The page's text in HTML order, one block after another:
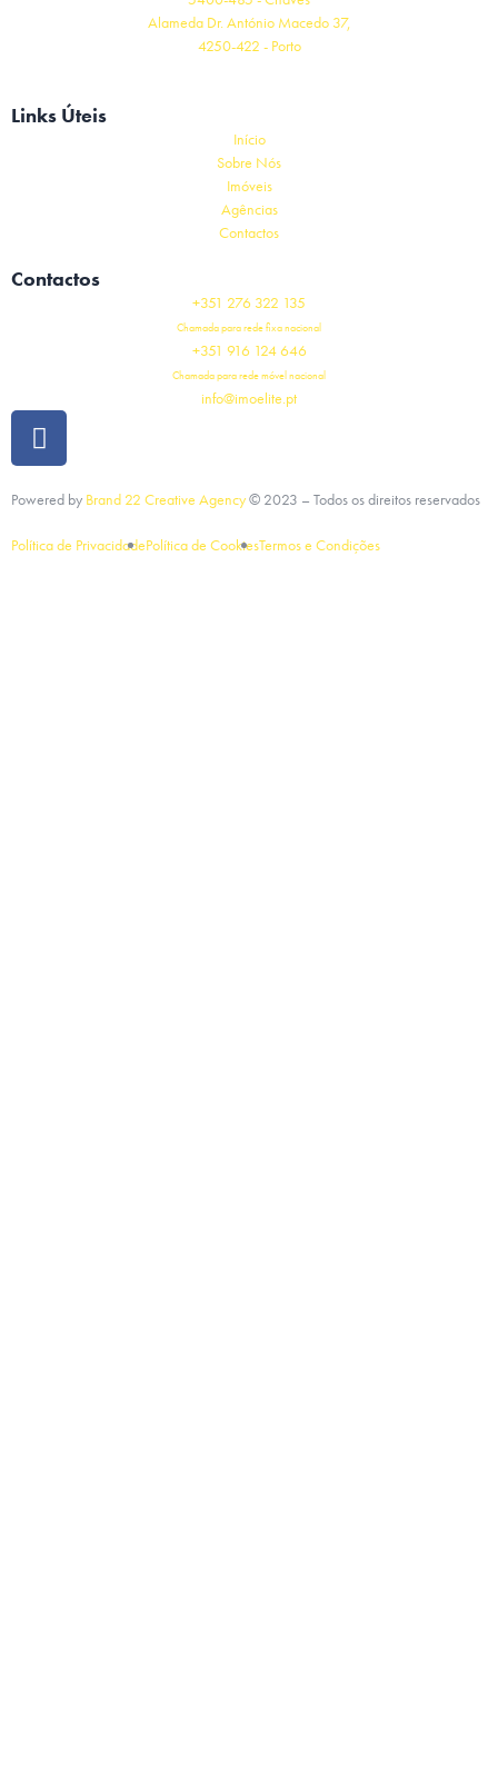
Alameda Dr. António Macedo 37,
4250-422 - Porto
Links Úteis
Início
Sobre Nós
Imóveis
Agências
Contactos
Contactos
+351 276 322 135
Chamada para rede fixa nacional
+351 916 124 646
Chamada para rede móvel nacional
info@imoelite.pt
Powered by Brand 22 Creative Agency© 2023 – Todos os direitos reservados
Política de PrivacidadePolítica de CookiesTermos e Condições